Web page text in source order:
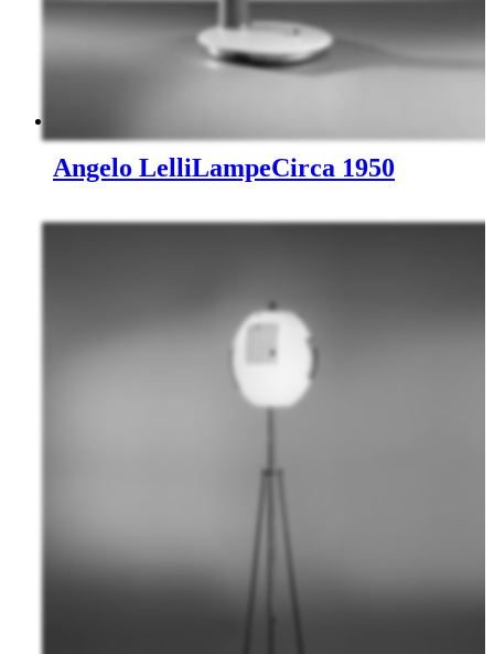
Angelo LelliLampeCirca 1950